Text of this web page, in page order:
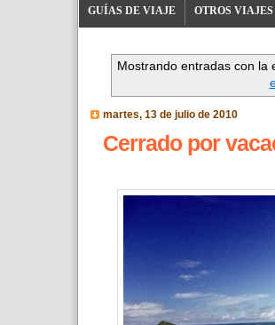
GUÍAS DE VIAJE OTROS
Mostrando entradas con la
martes, 13 de julio de 2010
Cerrado por